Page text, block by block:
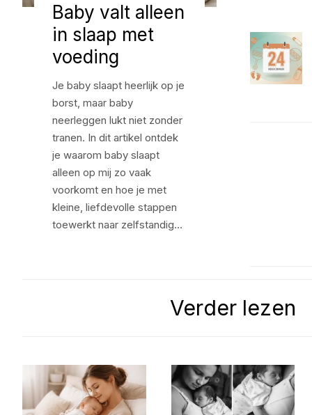
Baby valt alleen
in slaap met
voeding
Je baby slaapt heerlijk op je
borst, maar baby
neerleggen lukt niet zonder
tranen. In dit artikel ontdek
je waarom baby slaapt
alleen op mij zo vaak
voorkomt en hoe je met
kleine, liefdevolle stappen
toewerkt naar zelfstandig…
Verder lezen